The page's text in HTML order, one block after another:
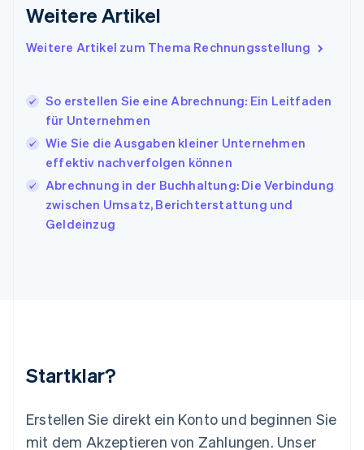
Weitere Artikel
Weitere Artikel zum Thema Rechnungsstellung
So erstellen Sie eine Abrechnung: Ein Leitfaden
für Unternehmen
Wie Sie die Ausgaben kleiner Unternehmen
effektiv nachverfolgen können
Abrechnung in der Buchhaltung: Die Verbindung
zwischen Umsatz, Berichterstattung und
Geldeinzug
Startklar?
Erstellen Sie direkt ein Konto und beginnen Sie
mit dem Akzeptieren von Zahlungen. Unser
Irland
Italien
日本語 English
English Français
Kroatien
EnglishItaliano
English
Liechtenstein
DeutschEnglish
Mexiko
English
Niederlande